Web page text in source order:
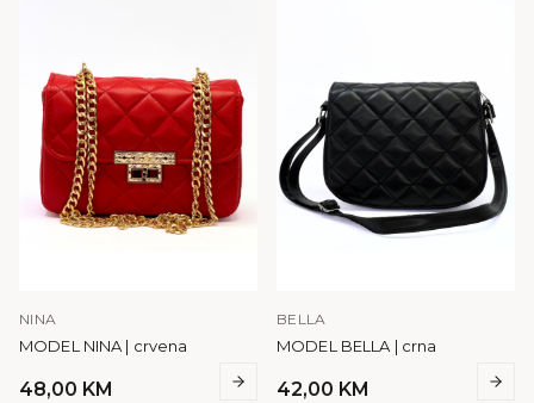
NINA
MODEL NINA | crvena
48,00 KM
BELLA
MODEL BELLA | crna
42,00 KM